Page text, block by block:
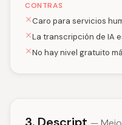
CONTRAS
Caro para servicios
La transcripción de IA
No hay nivel gratuito